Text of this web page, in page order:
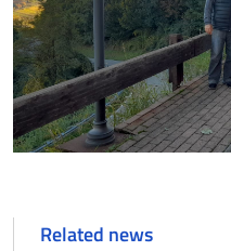
Related news